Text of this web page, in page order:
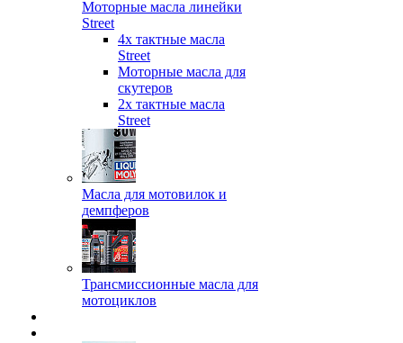
Моторные масла линейки
Street
4х тактные масла
Street
Моторные масла для
скутеров
2х тактные масла
Street
Масла для мотовилок и
демпферов
Трансмиссионные масла для
мотоциклов